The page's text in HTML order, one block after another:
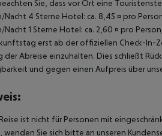
Sie, dass vor Ort eine
Nacht 4 Sterne Hotel: ca. 8,45 ¤ pro
Nacht 1 Sterne Hotel: ca. 2,60 ¤ pro
erst ab der offiziellen Check-In-
der Abreise einzuhalten. Dies schließt
und gegen einen Aufpreis über
ist nicht für Personen mit
wenden Sie sich bitte an unseren